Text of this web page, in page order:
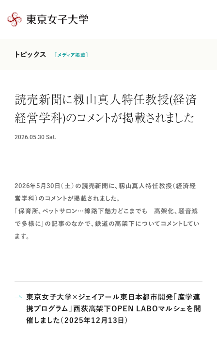
東
トピックス ［メディア掲載］
読売新聞に籾山真人特任教授(経済
経営学科)のコメントが掲載されました
2026.05.30Sat.
2026年5月30日（土）の読売新聞に、籾山真人特任教授（経済経
営学科）のコメントが掲載されました。
「保育所、ペットサロン…線路下魅力どこまでも 高架化、騒音減
で多様に」の記事のなかで、鉄道の高架下についてコメントしてい
ます。
東京女子大学×ジェイアール東日本都市開発「産学連
携プログラム」西荻高架下OPEN LABOマルシェを開
催しました（2025年12月13日）